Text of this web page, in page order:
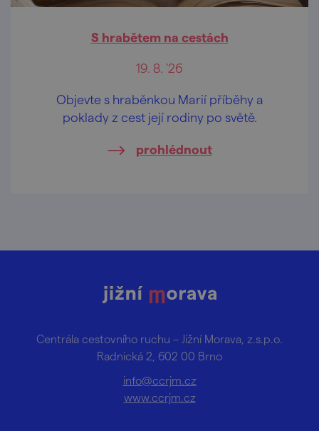
S hrabětem na cestách
19. 8. '26
Objevte s hraběnkou Marií příběhy a
poklady z cest její rodiny po světě.
prohlédnout
Centrála cestovního ruchu – Jižní Morava, z.s.p.o.
Radnická 2, 602 00 Brno
info@ccrjm.cz
www.ccrjm.cz